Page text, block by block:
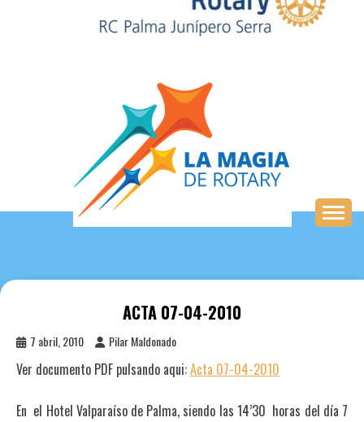
ACTA 07-04-2010
7 abril, 2010 Pilar Maldonado
Ver documento PDF pulsando aqui:Acta 07-04-2010
En el Hotel Valparaíso de Palma, siendo las 14’30 horas del día 7